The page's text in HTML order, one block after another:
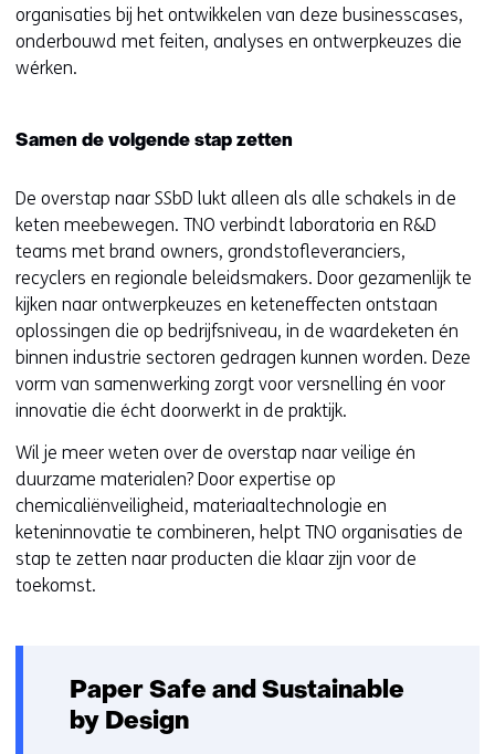
organisaties bij het ontwikkelen van deze businesscases,
onderbouwd met feiten, analyses en ontwerpkeuzes die
wérken.
Samen de volgende stap zetten
De overstap naar SSbD lukt alleen als alle schakels in de
keten meebewegen. TNO verbindt laboratoria en R&D
teams met brand owners, grondstofleveranciers,
recyclers en regionale beleidsmakers. Door gezamenlijk te
kijken naar ontwerpkeuzes en keteneffecten ontstaan
oplossingen die op bedrijfsniveau, in de waardeketen én
binnen industrie sectoren gedragen kunnen worden. Deze
vorm van samenwerking zorgt voor versnelling én voor
innovatie die écht doorwerkt in de praktijk.
Wil je meer weten over de overstap naar veilige én
duurzame materialen? Door expertise op
chemicaliënveiligheid, materiaaltechnologie en
keteninnovatie te combineren, helpt TNO organisaties de
stap te zetten naar producten die klaar zijn voor de
toekomst.
Paper Safe and Sustainable
by Design